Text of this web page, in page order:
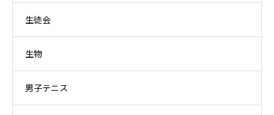
生徒会
生物
男子テニス